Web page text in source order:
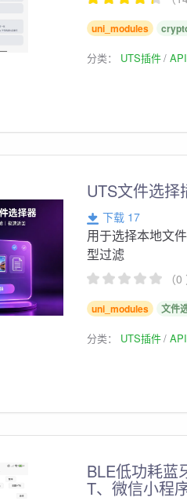
uni_modules
分类： UTS插件
UTS文件选择
下载 17
用于选择本地文
型过滤
（
uni_modules 文件
分类： UTS插件
BLE低功耗蓝
T、微信小程